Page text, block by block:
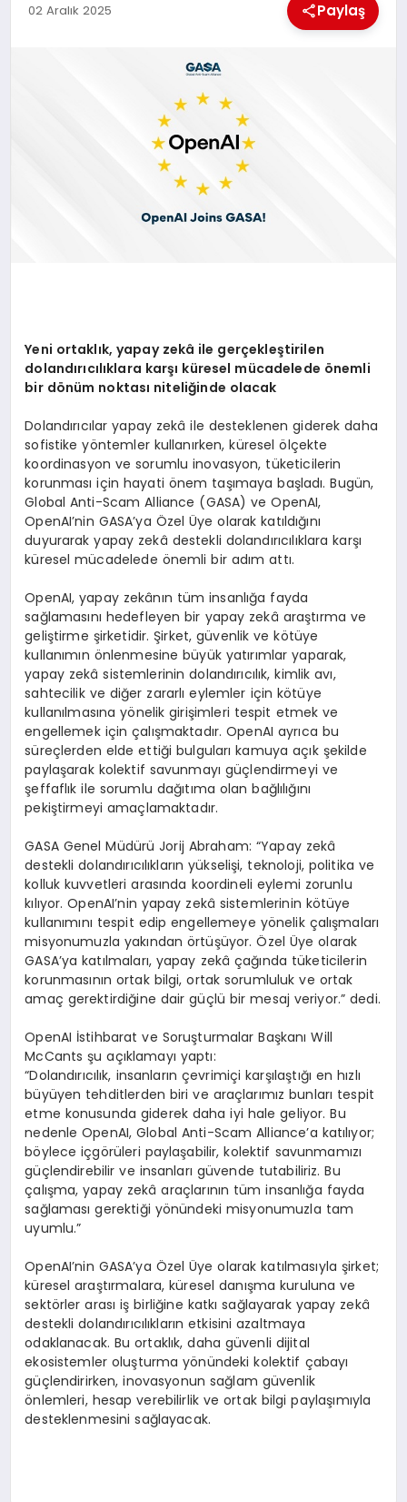
02 Aralık 2025 Paylaş
Yeni ortaklık, yapay zekâ ile gerçekleştirilen
dolandırıcılıklara karşı küresel mücadelede önemli
bir dönüm noktası niteliğinde olacak
Dolandırıcılar yapay zekâ ile desteklenen giderek daha
sofistike yöntemler kullanırken, küresel ölçekte
koordinasyon ve sorumlu inovasyon, tüketicilerin
korunması için hayati önem taşımaya başladı. Bugün,
Global Anti-Scam Alliance (GASA) ve OpenAI,
OpenAI’nin GASA’ya Özel Üye olarak katıldığını
duyurarak yapay zekâ destekli dolandırıcılıklara karşı
küresel mücadelede önemli bir adım attı.
OpenAI, yapay zekânın tüm insanlığa fayda
sağlamasını hedefleyen bir yapay zekâ araştırma ve
geliştirme şirketidir. Şirket, güvenlik ve kötüye
kullanımın önlenmesine büyük yatırımlar yaparak,
yapay zekâ sistemlerinin dolandırıcılık, kimlik avı,
sahtecilik ve diğer zararlı eylemler için kötüye
kullanılmasına yönelik girişimleri tespit etmek ve
engellemek için çalışmaktadır. OpenAI ayrıca bu
süreçlerden elde ettiği bulguları kamuya açık şekilde
paylaşarak kolektif savunmayı güçlendirmeyi ve
şeffaflık ile sorumlu dağıtıma olan bağlılığını
pekiştirmeyi amaçlamaktadır.
GASA Genel Müdürü Jorij Abraham: “Yapay zekâ
destekli dolandırıcılıkların yükselişi, teknoloji, politika ve
kolluk kuvvetleri arasında koordineli eylemi zorunlu
kılıyor. OpenAI’nin yapay zekâ sistemlerinin kötüye
kullanımını tespit edip engellemeye yönelik çalışmaları
misyonumuzla yakından örtüşüyor. Özel Üye olarak
GASA’ya katılmaları, yapay zekâ çağında tüketicilerin
korunmasının ortak bilgi, ortak sorumluluk ve ortak
amaç gerektirdiğine dair güçlü bir mesaj veriyor.” dedi.
OpenAI İstihbarat ve Soruşturmalar Başkanı Will
McCants şu açıklamayı yaptı:
“Dolandırıcılık, insanların çevrimiçi karşılaştığı en hızlı
büyüyen tehditlerden biri ve araçlarımız bunları tespit
etme konusunda giderek daha iyi hale geliyor. Bu
nedenle OpenAI, Global Anti-Scam Alliance’a katılıyor;
böylece içgörüleri paylaşabilir, kolektif savunmamızı
güçlendirebilir ve insanları güvende tutabiliriz. Bu
çalışma, yapay zekâ araçlarının tüm insanlığa fayda
sağlaması gerektiği yönündeki misyonumuzla tam
uyumlu.”
OpenAI’nin GASA’ya Özel Üye olarak katılmasıyla şirket;
küresel araştırmalara, küresel danışma kuruluna ve
sektörler arası iş birliğine katkı sağlayarak yapay zekâ
destekli dolandırıcılıkların etkisini azaltmaya
odaklanacak. Bu ortaklık, daha güvenli dijital
ekosistemler oluşturma yönündeki kolektif çabayı
güçlendirirken, inovasyonun sağlam güvenlik
önlemleri, hesap verebilirlik ve ortak bilgi paylaşımıyla
desteklenmesini sağlayacak.